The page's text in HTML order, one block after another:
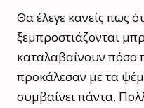
Θα έλεγε κανείς πως
ξεμπροστιάζονται
καταλαβαίνουν πόσο
προκάλεσαν με τα
συμβαίνει πάντα.